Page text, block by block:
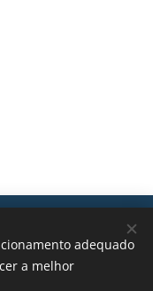
adequado
a melhor